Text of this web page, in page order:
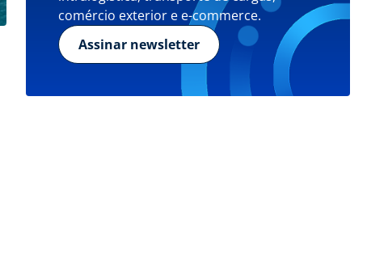
comércio exterior e e-commerce.
Assinar newsletter